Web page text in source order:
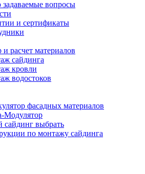
задаваемые вопросы
и сертификаты
и расчет материалов
сайдинга
кровли
водостоков
фасадных материалов
Модулятор
сайдинг выбрать
по монтажу сайдинга